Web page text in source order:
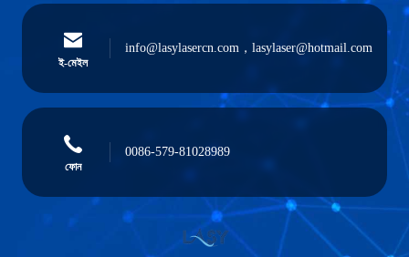
ই-মেইল
info@lasylasercn.com，lasylaser@hotmail.com
ফোন
0086-579-81028989